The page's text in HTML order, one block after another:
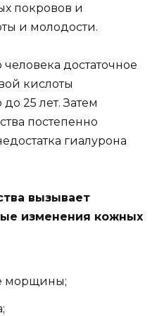
покровов и
и молодости.
достаточное
кислоты
25 лет. Затем
постепенно
гиалурона
вызывает
изменения кожных
морщины;